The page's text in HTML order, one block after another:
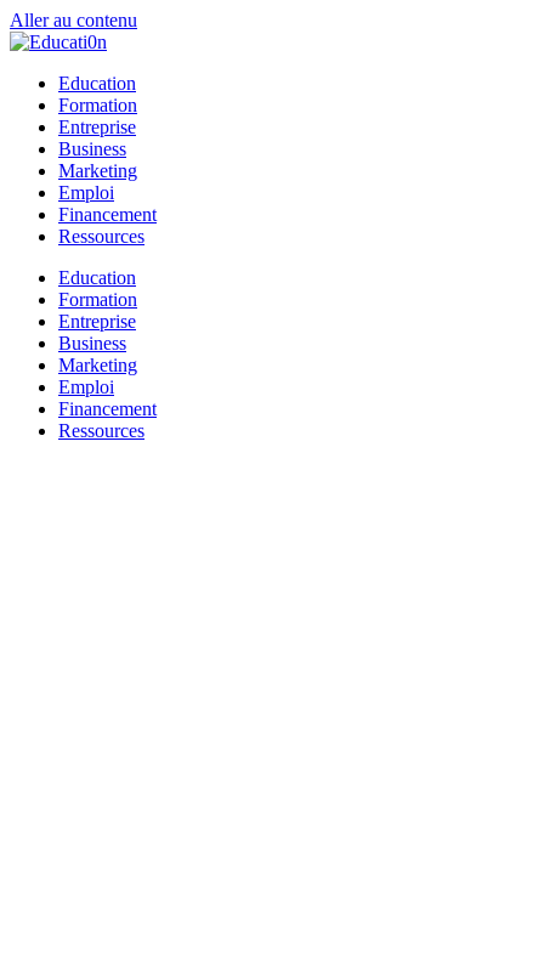
Aller au contenu
Education
Formation
Entreprise
Business
Marketing
Emploi
Financement
Ressources
Education
Formation
Entreprise
Business
Marketing
Emploi
Financement
Ressources